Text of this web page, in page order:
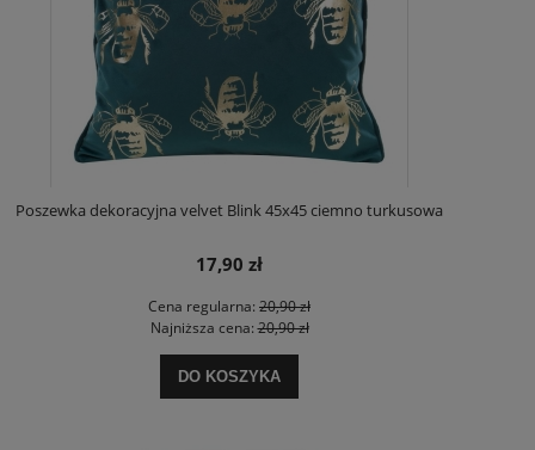
Poszewka dekoracyjna velvet Blink 45x45 ciemno turkusowa
17,90 zł
Cena regularna: 20,90 zł
Najniższa cena:20,90 zł
DO KOSZYKA